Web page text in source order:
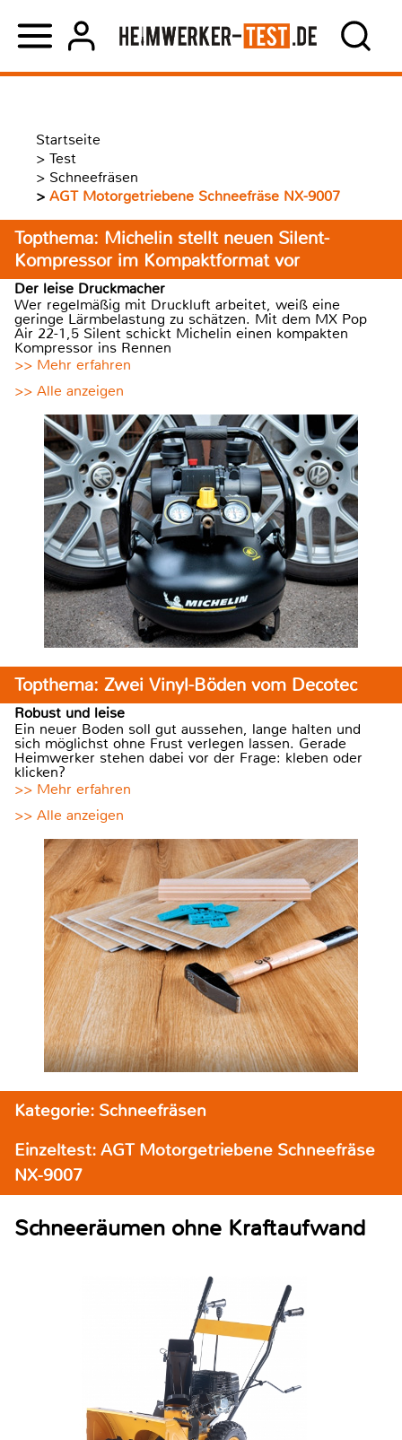
Startseite
> Test
> Schneefräsen
> AGT Motorgetriebene Schneefräse NX-9007
Topthema: Michelin stellt neuen Silent-
Kompressor im Kompaktformat vor
Der leise Druckmacher
Wer regelmäßig mit Druckluft arbeitet, weiß eine
geringe Lärmbelastung zu schätzen. Mit dem MX Pop
Air 22-1,5 Silent schickt Michelin einen kompakten
Kompressor ins Rennen
>> Mehr erfahren
>> Alle anzeigen
Topthema: Zwei Vinyl-Böden vom Decotec
Robust und leise
Ein neuer Boden soll gut aussehen, lange halten und
sich möglichst ohne Frust verlegen lassen. Gerade
Heimwerker stehen dabei vor der Frage: kleben oder
klicken?
>> Mehr erfahren
>> Alle anzeigen
Kategorie: Schneefräsen
Einzeltest: AGT Motorgetriebene Schneefräse
NX-9007
Schneeräumen ohne Kraftaufwand